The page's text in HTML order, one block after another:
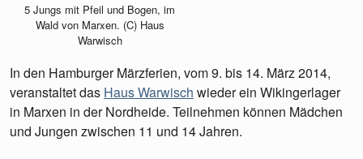
5 Jungs mit Pfeil und Bogen, im
Wald von Marxen. (C) Haus
Warwisch
In den Hamburger Märzferien, vom 9. bis 14. März 2014,
veranstaltet das Haus Warwisch wieder ein Wikingerlager
in Marxen in der Nordheide. Teilnehmen können Mädchen
und Jungen zwischen 11 und 14 Jahren.